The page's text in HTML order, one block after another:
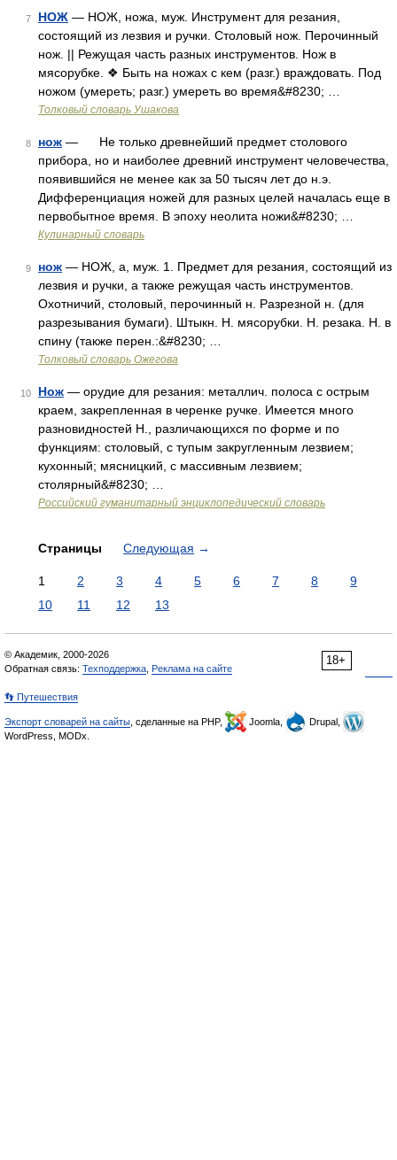
7 НОЖ — НОЖ, ножа, муж. Инструмент для резания,
состоящий из лезвия и ручки. Столовый нож. Перочинный
нож. || Режущая часть разных инструментов. Нож в
мясорубке. ❖ Быть на ножах с кем (разг.) враждовать. Под
ножом (умереть; разг.) умереть во время&#8230; …
Толковый словарь Ушакова
8 нож — Не только древнейший предмет столового
прибора, но и наиболее древний инструмент человечества,
появившийся не менее как за 50 тысяч лет до н.э.
Дифференциация ножей для разных целей началась еще в
первобытное время. В эпоху неолита ножи&#8230; …
Кулинарный словарь
9 нож — НОЖ, а, муж. 1. Предмет для резания, состоящий из
лезвия и ручки, а также режущая часть инструментов.
Охотничий, столовый, перочинный н. Разрезной н. (для
разрезывания бумаги). Штыкн. Н. мясорубки. Н. резака. Н. в
спину (также перен.:&#8230; …
Толковый словарь Ожегова
10 Нож — орудие для резания: металлич. полоса с острым
краем, закрепленная в черенке ручке. Имеется много
разновидностей Н., различающихся по форме и по
функциям: столовый, с тупым закругленным лезвием;
кухонный; мясницкий, с массивным лезвием;
столярный&#8230; …
Российский гуманитарный энциклопедический словарь
Страницы Следующая →
1 2 3 4 5 6 7 8
9
10
11 12 13
18+
© Академик, 2000-2026
Обратная связь: Техподдержка Реклама на сайте
👣 Путешествия
Экспорт словарей на сайты , сделанные на PHP, Joomla,
Drupal,
WordPress, MODx.